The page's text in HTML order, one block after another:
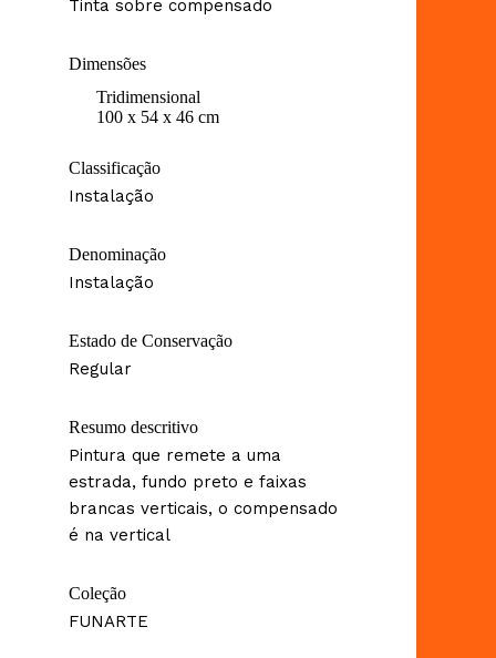
Tinta sobre compensado
Dimensões
Tridimensional
100 x 54 x 46 cm
Classificação
Instalação
Denominação
Instalação
Estado de Conservação
Regular
Resumo descritivo
Pintura que remete a uma
estrada, fundo preto e faixas
brancas verticais, o compensado
é na vertical
Coleção
FUNARTE